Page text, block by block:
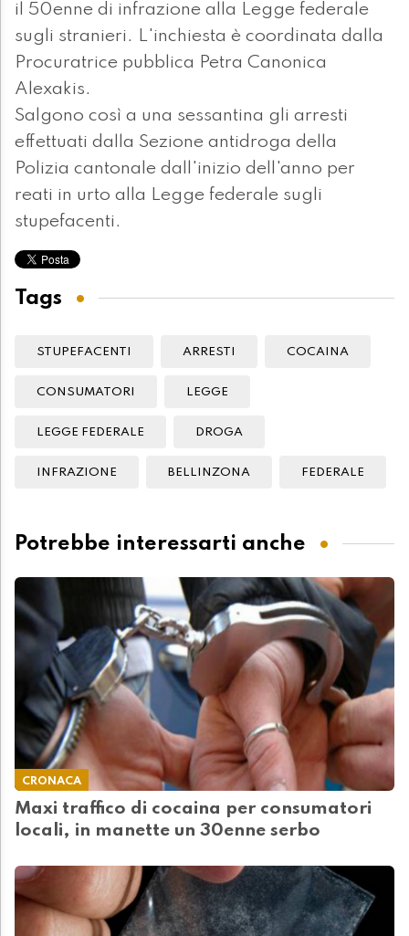
il 50enne di infrazione alla Legge federale
sugli stranieri. L'inchiesta è coordinata dalla
Procuratrice pubblica Petra Canonica
Alexakis.
Salgono così a una sessantina gli arresti
effettuati dalla Sezione antidroga della
Polizia cantonale dall'inizio dell'anno per
reati in urto alla Legge federale sugli
stupefacenti.
Tags
STUPEFACENTI ARRESTI COCAINA
CONSUMATORI LEGGE
LEGGE FEDERALE DROGA
INFRAZIONE BELLINZONA FEDERALE
Potrebbe interessarti anche
CRONACA
Maxi traffico di cocaina per consumatori
locali, in manette un 30enne serbo